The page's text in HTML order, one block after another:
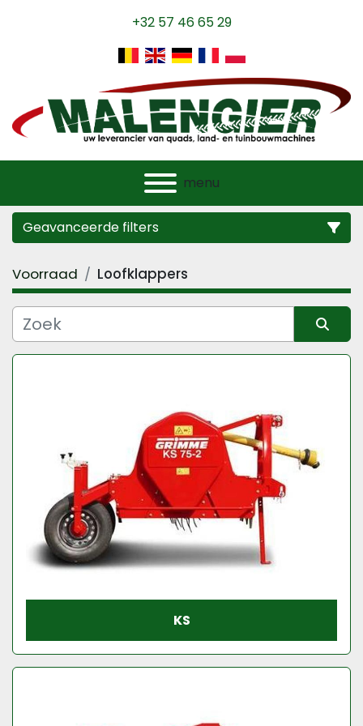
+32 57 46 65 29
menu
Geavanceerde filters
Categorie
Fabrikant
Voorraad Loofklappers
Sorteren op
KS